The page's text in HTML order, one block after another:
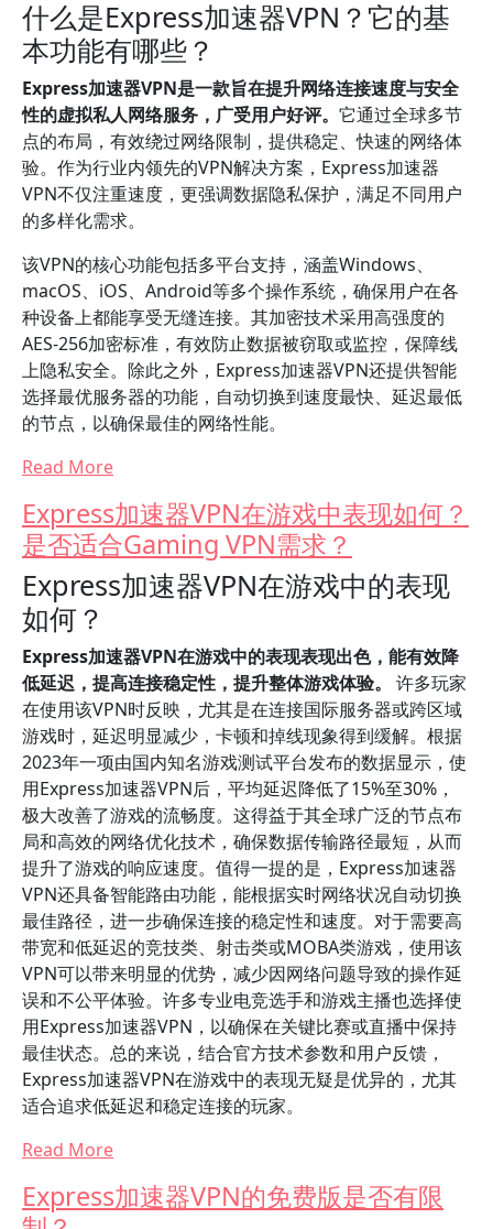
什么是Express加速器VPN？它的基
本功能有哪些？
Express加速器VPN是一款旨在提升网络连接速度与安全
性的虚拟私人网络服务，广受用户好评。 它通过全球多节
点的布局，有效绕过网络限制，提供稳定、快速的网络体
验。作为行业内领先的VPN解决方案，Express加速器
VPN不仅注重速度，更强调数据隐私保护，满足不同用户
的多样化需求。
该VPN的核心功能包括多平台支持，涵盖Windows、
macOS、iOS、Android等多个操作系统，确保用户在各
种设备上都能享受无缝连接。其加密技术采用高强度的
AES-256加密标准，有效防止数据被窃取或监控，保障线
上隐私安全。除此之外，Express加速器VPN还提供智能
选择最优服务器的功能，自动切换到速度最快、延迟最低
的节点，以确保最佳的网络性能。
Read More
Express加速器VPN在游戏中表现如何？
是否适合Gaming VPN需求？
Express加速器VPN在游戏中的表现
如何？
Express加速器VPN在游戏中的表现表现出色，能有效降
低延迟，提高连接稳定性，提升整体游戏体验。
许多玩家
在使用该VPN时反映，尤其是在连接国际服务器或跨区域
游戏时，延迟明显减少，卡顿和掉线现象得到缓解。根据
2023年一项由国内知名游戏测试平台发布的数据显示，使
用Express加速器VPN后，平均延迟降低了15%至30%，
极大改善了游戏的流畅度。这得益于其全球广泛的节点布
局和高效的网络优化技术，确保数据传输路径最短，从而
提升了游戏的响应速度。值得一提的是，Express加速器
VPN还具备智能路由功能，能根据实时网络状况自动切换
最佳路径，进一步确保连接的稳定性和速度。对于需要高
带宽和低延迟的竞技类、射击类或MOBA类游戏，使用该
VPN可以带来明显的优势，减少因网络问题导致的操作延
误和不公平体验。许多专业电竞选手和游戏主播也选择使
用Express加速器VPN，以确保在关键比赛或直播中保持
最佳状态。总的来说，结合官方技术参数和用户反馈，
Express加速器VPN在游戏中的表现无疑是优异的，尤其
适合追求低延迟和稳定连接的玩家。
Read More
Express加速器VPN的免费版是否有限